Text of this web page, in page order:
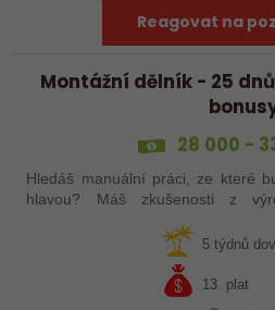
Reagovat na
Montážní dělník - 25
28 000 -
Hledáš manuální práci, ze které
hlavou? Máš zkušenosti z
5 týdnů
13. plat